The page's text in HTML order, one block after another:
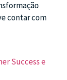
contar com
Success e